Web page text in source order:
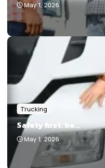
May 1, 2026
Trucking
Safety first: be...
May 1, 2026